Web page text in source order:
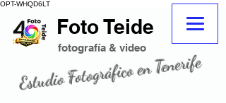
OPT-WHQD6LT
fotografo
adeje
fotografía & video
Estudio Fotográfico en Tenerife
Foto Teide